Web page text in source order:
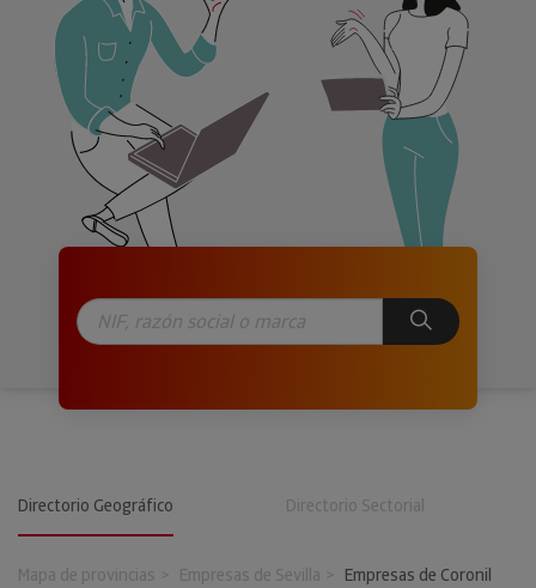
Directorio Geográfico Directorio Sectorial
Mapa de provincias Empresas de Sevilla
Empresas de Coronil